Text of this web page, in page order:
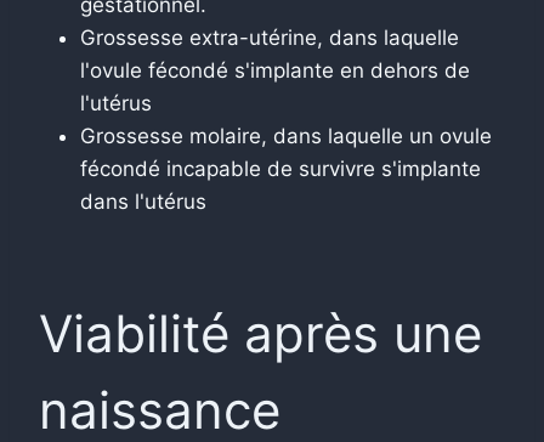
Grossesse extra-utérine, dans laquelle
l'ovule fécondé s'implante en dehors de
l'utérus
Grossesse molaire, dans laquelle un ovule
fécondé incapable de survivre s'implante
dans l'utérus
Viabilité après une
naissance